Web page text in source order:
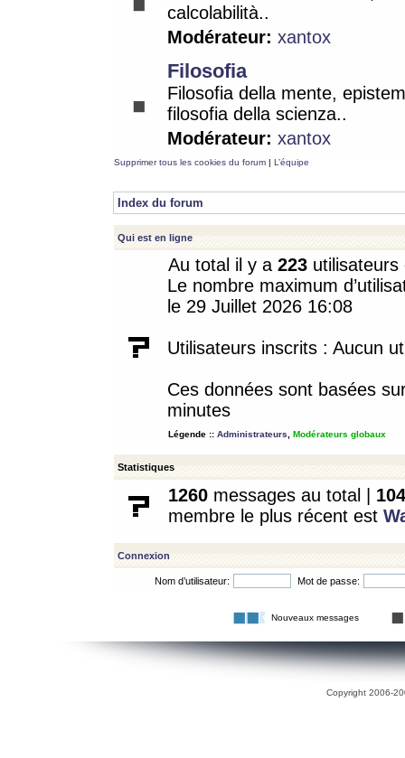
calcolabilità..
Modérateur: xantox
Filosofia
Filosofia della mente,
filosofia della scienza..
Modérateur: xantox
Supprimer tous les cookies du forum | L’équipe
Index du forum
Qui est en ligne
Au total il y a 223
Le nombre maximum
le 29 Juillet 2026 16:08
Utilisateurs inscrits : Aucun
Ces données sont basées
minutes
Légende :: Administrateurs Modérateurs globaux
Statistiques
1260 messages au total | 104
membre le plus récent est
Connexion
Nom d’utilisateur: Mot de passe:
Nouveaux messages
Copyright 2006-